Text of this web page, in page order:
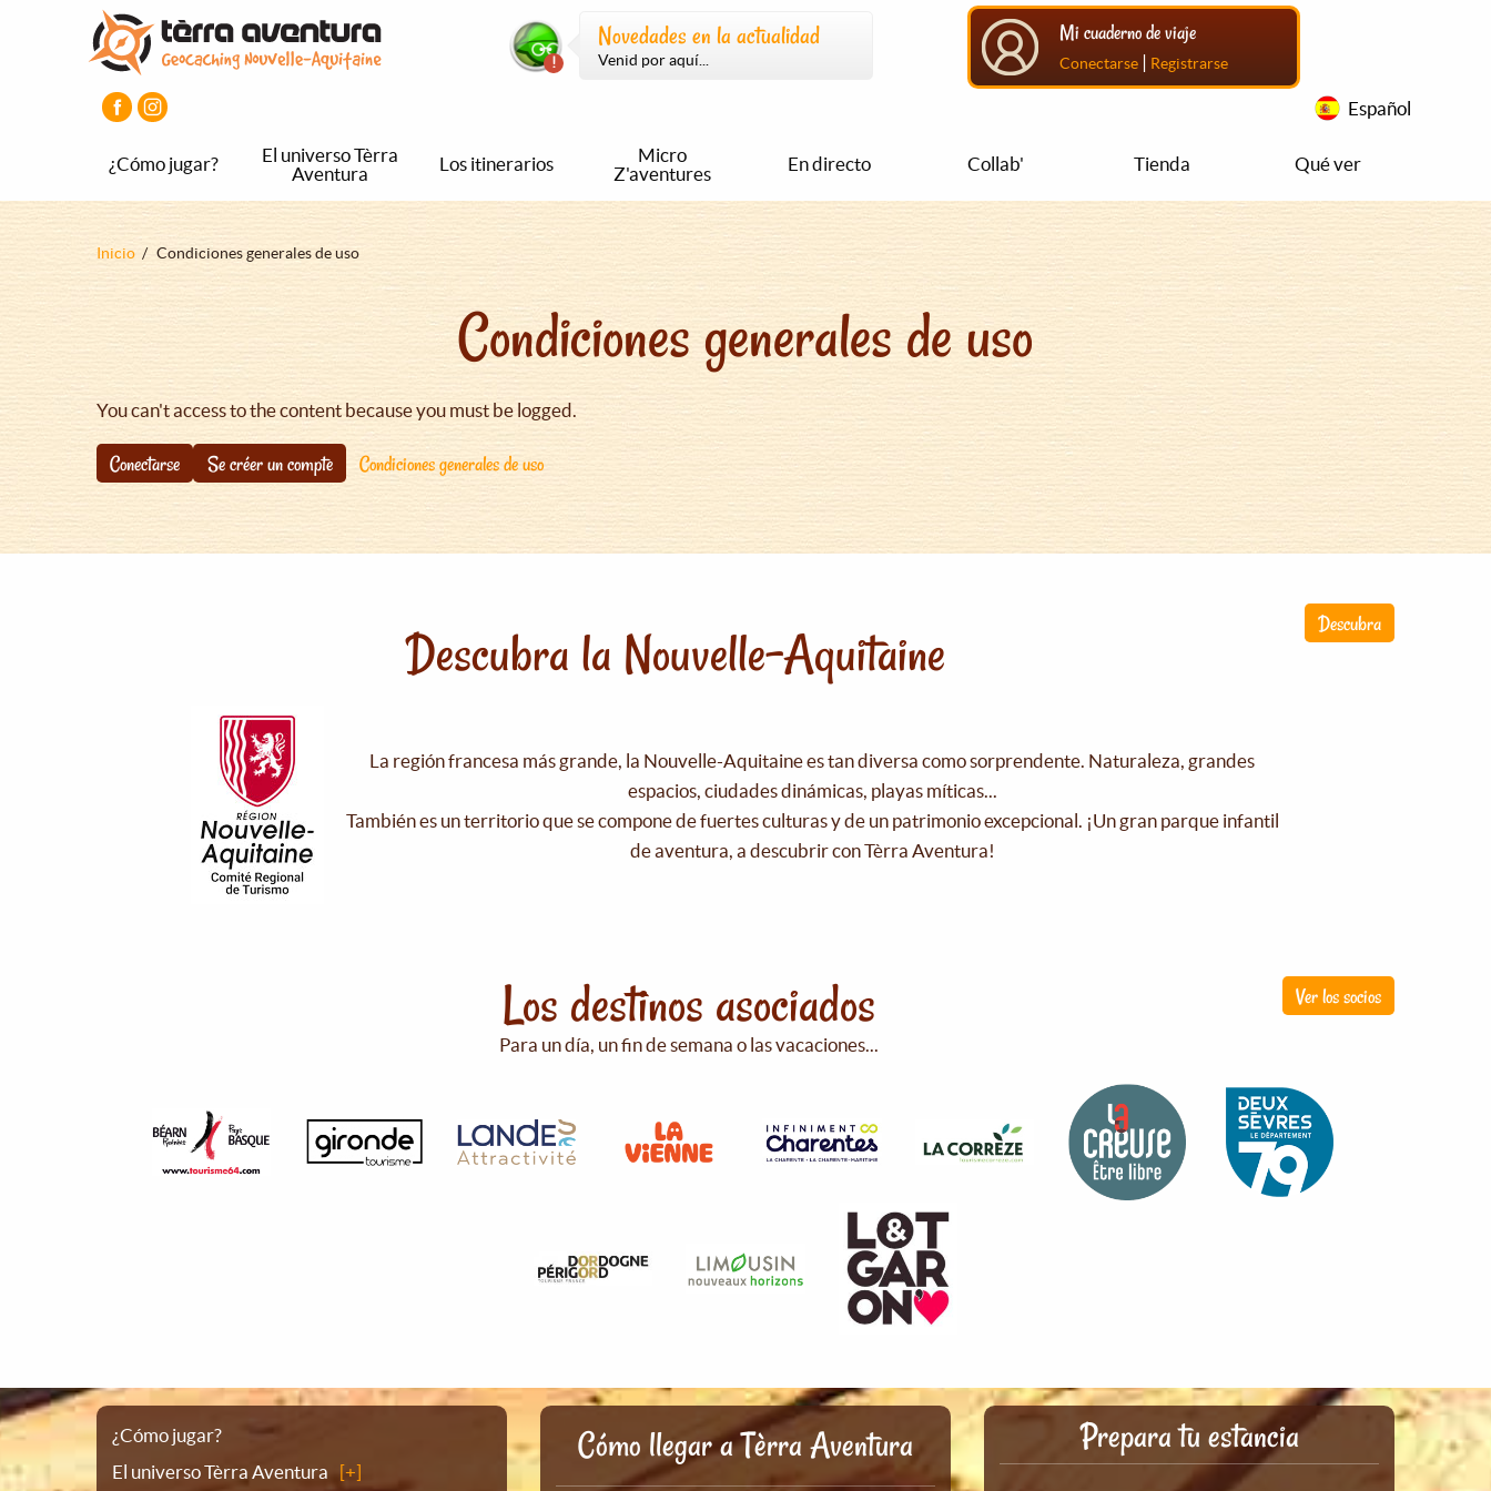
Novedades en la actualidad
Venid por aquí...
Mi cuaderno de viaje
Conectarse | Registrarse
Español
¿Cómo jugar?
El universo Tèrra
Aventura
Los itinerarios
Micro
Z'aventures
En directo Collab' Tienda Qué ver
Sobrescribir
ayuda
la
navegación
Inicio Condiciones generales de uso
Condiciones generales de uso
You can't access to the content because you must be logged.
Conectarse Se créer un compte Condiciones generales de uso
Descubra
Descubra la Nouvelle-Aquitaine
La región francesa más grande, la Nouvelle-Aquitaine es tan diversa como sorprendente. Naturaleza, grandes
espacios, ciudades dinámicas, playas míticas...
También es un territorio que se compone de fuertes culturas y de un patrimonio excepcional. ¡Un gran parque infantil
de aventura, a descubrir con Tèrra Aventura!
Ver los socios
Los destinos asociados
Para un día, un fin de semana o las vacaciones...
Plano
¿Cómo jugar?
El universo Tèrra Aventura
Cómo llegar a Tèrra Aventura Prepara tu estancia